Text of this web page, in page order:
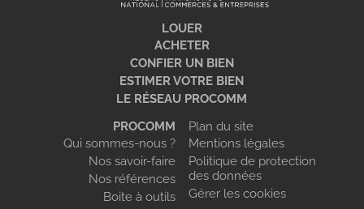
LOUER
ACHETER
CONFIER UN BIEN
ESTIMER VOTRE BIEN
LE RÉSEAU PROCOMM
PROCOMM
Qui sommes-nous ?
Nos savoir-faire
Nos références
Boite à outils
Plan du site
Mentions légales
Politique de protection
des données
Gérer les cookies